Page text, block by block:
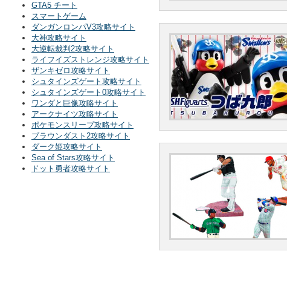
GTA5 チート
スマートゲーム
ダンガンロンパV3攻略サイト
大神攻略サイト
大逆転裁判2攻略サイト
ライフイズストレンジ攻略サイト
ザンキゼロ攻略サイト
シュタインズゲート攻略サイト
シュタインズゲート0攻略サイト
ワンダと巨像攻略サイト
アークナイツ攻略サイト
ポケモンスリープ攻略サイト
ブラウンダスト2攻略サイト
ダーク姫攻略サイト
Sea of Stars攻略サイト
ドット勇者攻略サイト